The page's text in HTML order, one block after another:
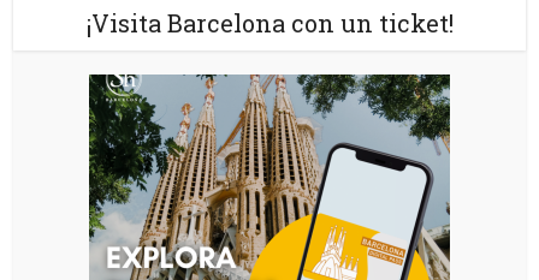
¡Visita Barcelona con un ticket!